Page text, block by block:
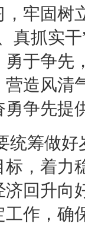
牢固树
真抓实
勇于争先
造风清
争先提
统筹做
，着力
回升向
作，确